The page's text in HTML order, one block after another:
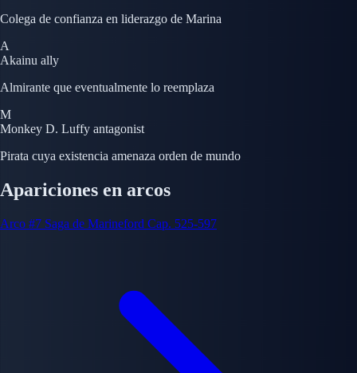
Colega de confianza en liderazgo de Marina
A
Akainu ally
Almirante que eventualmente lo reemplaza
M
Monkey D. Luffy antagonist
Pirata cuya existencia amenaza orden de mundo
Apariciones en arcos
Arco #7 Saga de Marineford Cap. 525-597